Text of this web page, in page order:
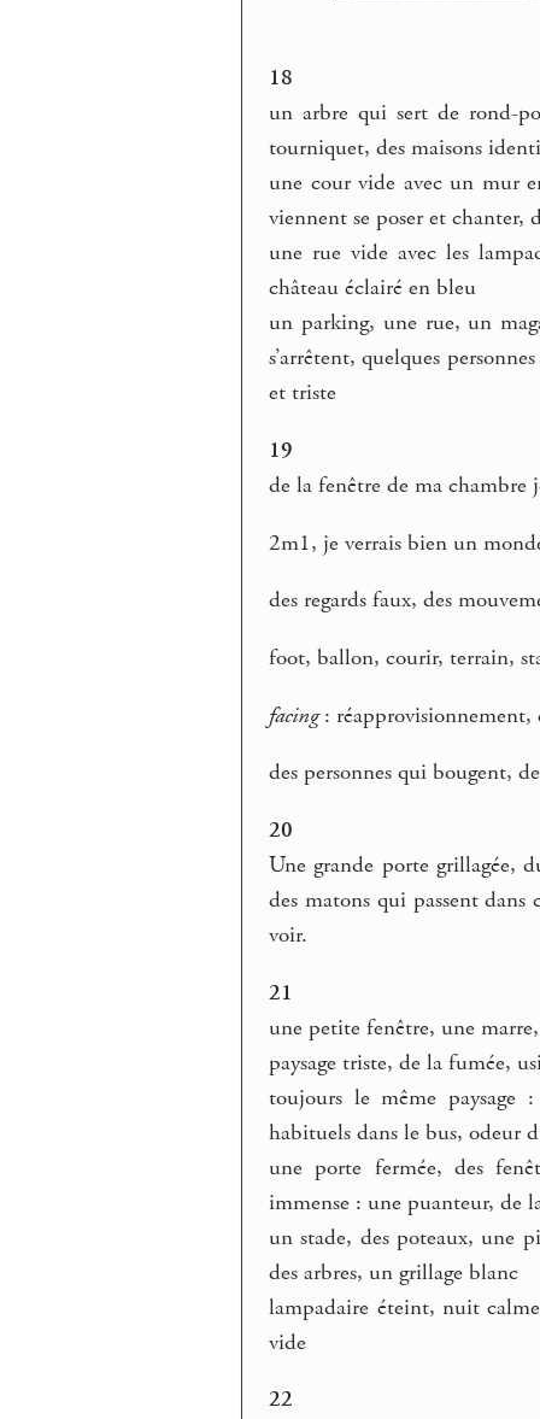
18
un arbre qui sert de rond-
tourniquet, des maisons
une cour vide avec un mur
viennent se poser et chanter,
une rue vide avec les
château éclairé en bleu
un parking, une rue, un
s’arrêtent, quelques
et triste
19
de la fenêtre de ma chambre
2m1, je verrais bien un
des regards faux, des
foot, ballon, courir, terrain,
facing:
des personnes qui bougent,
20
Une grande porte grillagée,
des matons qui passent
voir.
21
une petite fenêtre, une
paysage triste, de la fumée,
toujours le même paysage
habituels dans le bus, odeur
une porte fermée, des
immense : une puanteur, de
un stade, des poteaux, une
des arbres, un grillage blanc
lampadaire éteint, nuit
vide
22